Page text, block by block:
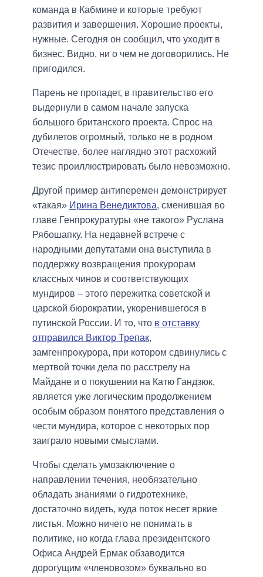
команда в Кабмине и которые требуют
развития и завершения. Хорошие проекты,
нужные. Сегодня он сообщил, что уходит в
бизнес. Видно, ни о чем не договорились. Не
пригодился.
Парень не пропадет, в правительство его
выдернули в самом начале запуска
большого британского проекта. Спрос на
дубилетов огромный, только не в родном
Отечестве, более наглядно этот расхожий
тезис проиллюстрировать было невозможно.
Другой пример антиперемен демонстрирует
«такая» Ирина Венедиктова, сменившая во
главе Генпрокуратуры «не такого» Руслана
Рябошапку. На недавней встрече с
народными депутатами она выступила в
поддержку возвращения прокурорам
классных чинов и соответствующих
мундиров – этого пережитка советской и
царской бюрократии, укоренившегося в
путинской России. И то, что в отставку
отправился Виктор Трепак,
замгенпрокурора, при котором сдвинулись с
мертвой точки дела по расстрелу на
Майдане и о покушении на Катю Гандзюк,
является уже логическим продолжением
особым образом понятого представления о
чести мундира, которое с некоторых пор
заиграло новыми смыслами.
Чтобы сделать умозаключение о
направлении течения, необязательно
обладать знаниями о гидротехнике,
достаточно видеть, куда поток несет яркие
листья. Можно ничего не понимать в
политике, но когда глава президентского
Офиса Андрей Ермак обзаводится
дорогущим «членовозом» буквально во